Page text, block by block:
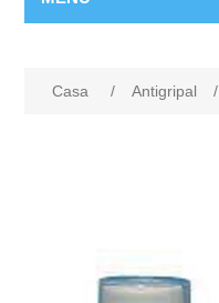
Casa / Antigripal /